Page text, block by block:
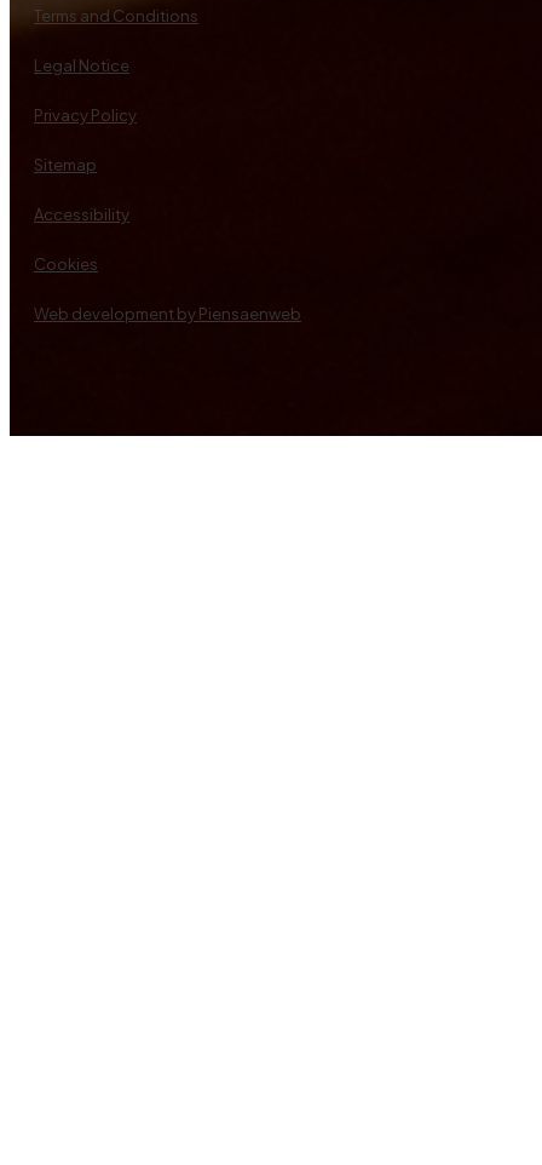
Terms and Conditions
Legal Notice
Privacy Policy
Sitemap
Accessibility
Cookies
Web development by Piensaenweb